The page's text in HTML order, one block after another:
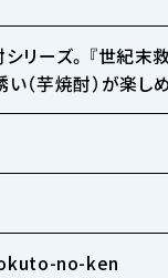
リーズ。『世紀末
（芋焼酎）が楽し
no-ken